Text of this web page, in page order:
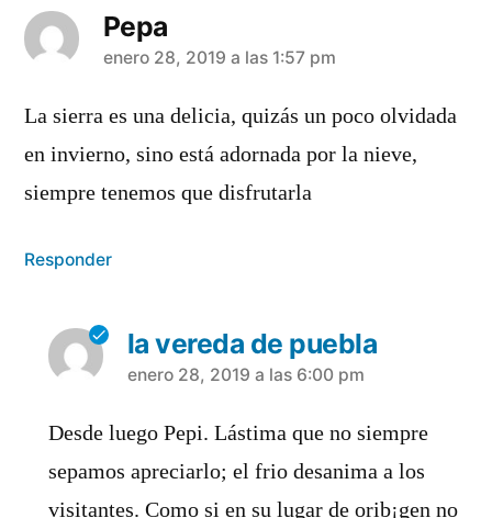
Pepa
dice:
enero 28, 2019 a las 1:57 pm
La sierra es una delicia, quizás un poco olvidada
en invierno, sino está adornada por la nieve,
siempre tenemos que disfrutarla
Responder
la vereda de puebla
dice:
enero 28, 2019 a las 6:00 pm
Desde luego Pepi. Lástima que no siempre
sepamos apreciarlo; el frio desanima a los
visitantes. Como si en su lugar de orib¡gen no